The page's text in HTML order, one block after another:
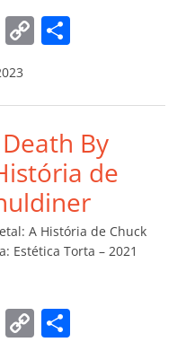
G
e
ss
m
C
y
Li
n
k
p
ar
til
h
ar
By
de
A História de Chuck
Estética Torta – 2021
G C